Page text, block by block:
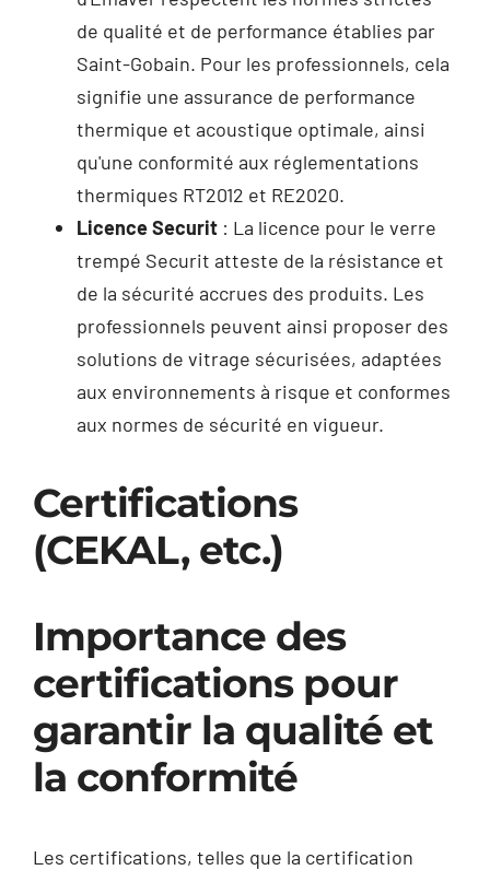
de qualité et de performance établies par
Saint-Gobain. Pour les professionnels, cela
signifie une assurance de performance
thermique et acoustique optimale, ainsi
qu'une conformité aux réglementations
thermiques RT2012 et RE2020.
Licence Securit: La licence pour le verre
trempé Securit atteste de la résistance et
de la sécurité accrues des produits. Les
professionnels peuvent ainsi proposer des
solutions de vitrage sécurisées, adaptées
aux environnements à risque et conformes
aux normes de sécurité en vigueur.
Certifications
(CEKAL, etc.)
Importance des
certifications pour
garantir la qualité et
la conformité
Les certifications, telles que la certification